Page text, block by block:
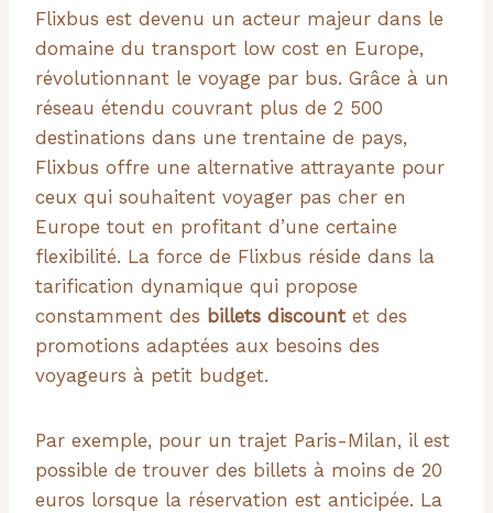
Flixbus est devenu un acteur majeur dans le
domaine du transport low cost en Europe,
révolutionnant le voyage par bus. Grâce à un
réseau étendu couvrant plus de 2 500
destinations dans une trentaine de pays,
Flixbus offre une alternative attrayante pour
ceux qui souhaitent voyager pas cher en
Europe tout en profitant d’une certaine
flexibilité. La force de Flixbus réside dans la
tarification dynamique qui propose
constamment des billets discount et des
promotions adaptées aux besoins des
voyageurs à petit budget.
Par exemple, pour un trajet Paris-Milan, il est
possible de trouver des billets à moins de 20
euros lorsque la réservation est anticipée. La